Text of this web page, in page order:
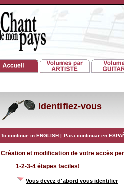
Identifiez-vous
To continue in ENGLISH | Para continuar en
Création et modification de votre accès
1-2-3-4 étapes faciles!
Vous devez d'abord vous identifier